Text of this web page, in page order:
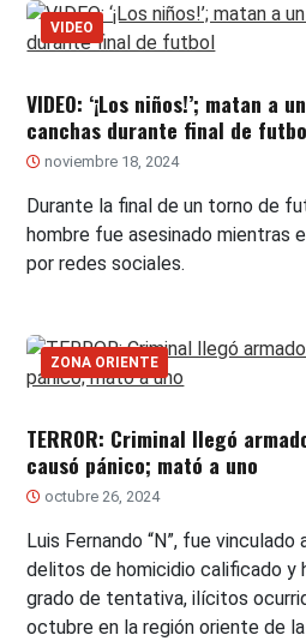
VIDEO
VIDEO: ‘¡Los niños!’; matan a
canchas durante final de
noviembre 18, 2024
Durante la final de un torno de
hombre fue asesinado mientras
por redes sociales.
ZONA ORIENTE
TERROR: Criminal llegó
causó pánico; mató a uno
octubre 26, 2024
Luis Fernando “N”, fue
delitos de homicidio calificado y
grado de tentativa, ilícitos
octubre en la región oriente de